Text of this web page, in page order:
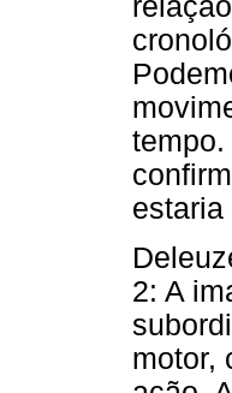
estaria
2: A
motor,